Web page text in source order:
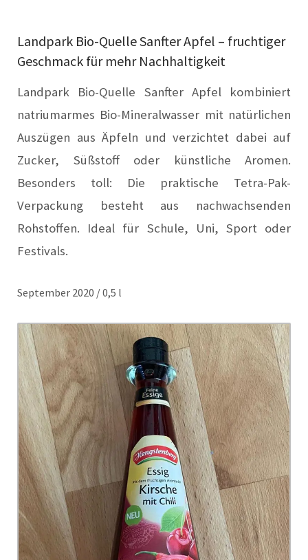
Landpark Bio-Quelle Sanfter Apfel – fruchtiger
Geschmack für mehr Nachhaltigkeit
Landpark Bio-Quelle Sanfter Apfel kombiniert
natriumarmes Bio-Mineralwasser mit natürlichen
Auszügen aus Äpfeln und verzichtet dabei auf
Zucker, Süßstoff oder künstliche Aromen.
Besonders toll: Die praktische Tetra-Pak-
Verpackung besteht aus nachwachsenden
Rohstoffen. Ideal für Schule, Uni, Sport oder
Festivals.
September 2020 / 0,5 l